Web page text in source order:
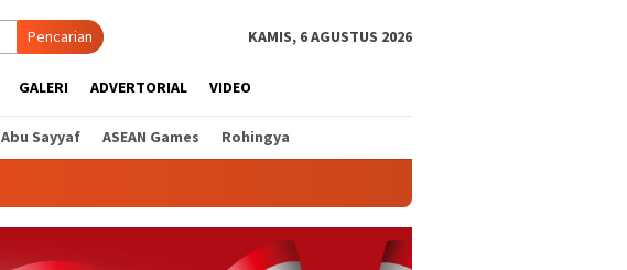
Pencarian KAMIS, 6 AGUSTUS 2026
GALERI ADVERTORIAL VIDEO
Abu Sayyaf ASEAN Games Rohingya